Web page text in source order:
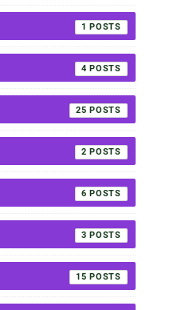
1
4
25
2
6
3
15